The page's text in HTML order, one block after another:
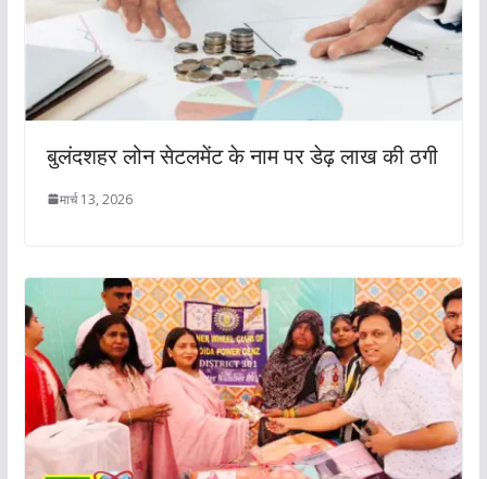
बुलंदशहर लोन सेटलमेंट के नाम पर डेढ़ लाख की ठगी
मार्च 13, 2026